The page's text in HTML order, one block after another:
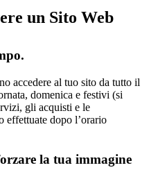
un Sito Web
accedere al tuo sito da tutto il
domenica e festivi (si
gli acquisti e le
effettuate dopo l’orario
la tua immagine